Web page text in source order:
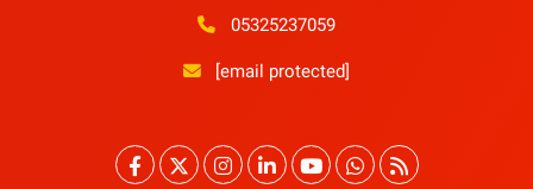
05325237059
[email protected]